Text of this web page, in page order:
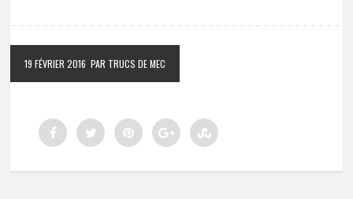
19 FÉVRIER 2016 PAR TRUCS DE MEC